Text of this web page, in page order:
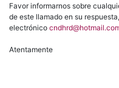
Favor informarnos sobre
de este llamado en su
electrónico
Atentamente